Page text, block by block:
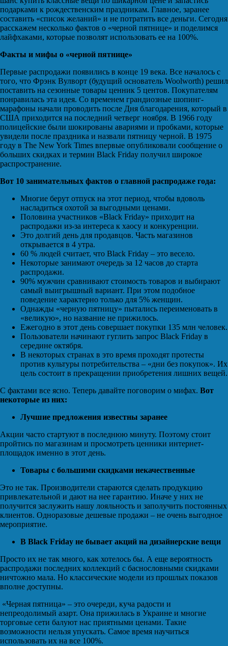
подарками к рождественским праздникам. Главное, заранее
составить «список желаний» и не потратить все деньги. Сегодня
расскажем несколько фактов о «черной пятнице» и поделимся
лайфхаками, которые позволят использовать ее на 100%.
Факты и мифы о «черной пятнице»
Первые распродажи появились в конце 19 века. Все началось с
того, что Фрэнк Вулворт (будущий основатель Woolworth) решил
поставить на сезонные товары ценник 5 центов. Покупателям
понравилась эта идея. Со временем грандиозные шопинг-
марафоны начали проводить после Дня благодарения, который в
США приходится на последний четверг ноября. В 1966 году
полицейские были шокированы авариями и пробками, которые
увидели после праздника и назвали пятницу черной. В 1975
году в The New York Times впервые опубликовали сообщение о
больших скидках и термин Black Friday получил широкое
распространение.
Вот 10 занимательных фактов о главной распродаже года:
Многие берут отпуск на этот период, чтобы вдоволь
насладиться охотой за выгодными ценами.
Половина участников «Black Friday» приходит на
распродажи из-за интереса к хаосу и конкуренции.
Это долгий день для продавцов. Часть магазинов
открывается в 4 утра.
60 % людей считает, что Black Friday – это весело.
Некоторые занимают очередь за 12 часов до старта
распродажи.
90% мужчин сравнивают стоимость товаров и выбирают
самый выигрышный вариант. При этом подобное
поведение характерно только для 5% женщин.
Однажды «черную пятницу» пытались переименовать в
«великую», но название не прижилось.
Ежегодно в этот день совершает покупки 135 млн человек.
Пользователи начинают гуглить запрос Black Friday в
середине октября.
В некоторых странах в это время проходят протесты
против культуры потребительства – «дни без покупок». Их
цель состоит в прекращении приобретения лишних вещей.
С фактами все ясно. Теперь давайте поговорим о мифах. Вот
некоторые из них:
Лучшие предложения известны заранее
Акции часто стартуют в последнюю минуту. Поэтому стоит
пройтись по магазинам и просмотреть ценники интернет-
площадок именно в этот день.
Товары с большими скидками некачественные
Это не так. Производители стараются сделать продукцию
привлекательной и дают на нее гарантию. Иначе у них не
получится заслужить нашу лояльность и заполучить постоянных
клиентов. Одноразовые дешевые продажи – не очень выгодное
мероприятие.
В Black Friday не бывает акций на дизайнерские вещи
Просто их не так много, как хотелось бы. А еще вероятность
распродажи последних коллекций с баснословными скидками
ничтожно мала. Но классические модели из прошлых показов
вполне доступны.
«Черная пятница» – это очереди, куча радости и
непреодолимый азарт. Она прижилась в Украине и многие
торговые сети балуют нас приятными ценами. Такие
возможности нельзя упускать. Самое время научиться
использовать их на все 100%.